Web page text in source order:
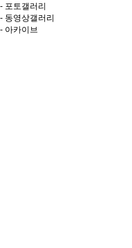
- 포토갤러리
- 동영상갤러리
- 아카이브